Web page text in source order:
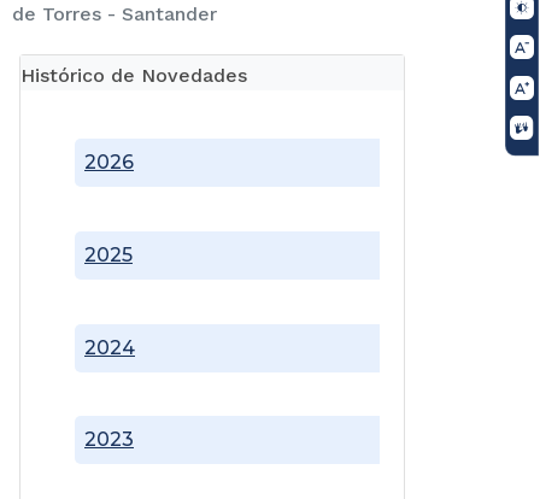
de Torres - Santander
Histórico de Novedades
2023
2024
2025
2026